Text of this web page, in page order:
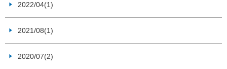
2022/04(1)
2021/08(1)
2020/07(2)